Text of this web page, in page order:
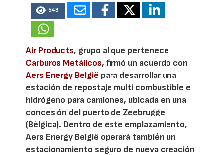
548
Air Products, grupo al que pertenece
Carburos Metálicos, firmó un acuerdo con
Aers Energy België para desarrollar una
estación de repostaje multi combustible e
hidrógeno para camiones, ubicada en una
concesión del puerto de Zeebrugge
(Bélgica). Dentro de este emplazamiento,
Aers Energy België operará también un
estacionamiento seguro de nueva creación